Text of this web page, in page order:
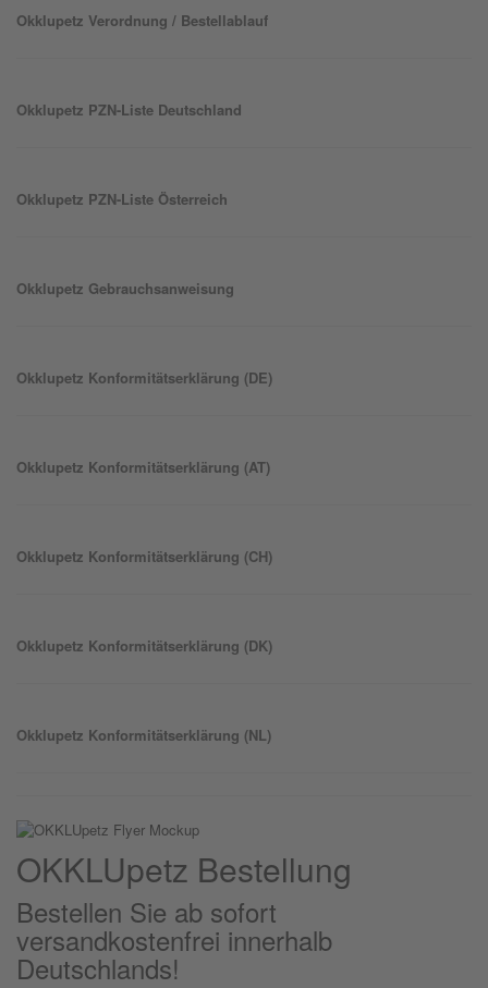
Okklupetz Verordnung / Bestellablauf
Okklupetz PZN-Liste Deutschland
Okklupetz PZN-Liste Österreich
Okklupetz Gebrauchsanweisung
Okklupetz Konformitätserklärung (DE)
Okklupetz Konformitätserklärung (AT)
Okklupetz Konformitätserklärung (CH)
Okklupetz Konformitätserklärung (DK)
Okklupetz Konformitätserklärung (NL)
OKKLUpetz Bestellung
Bestellen Sie ab sofort
versandkostenfrei innerhalb
Deutschlands!